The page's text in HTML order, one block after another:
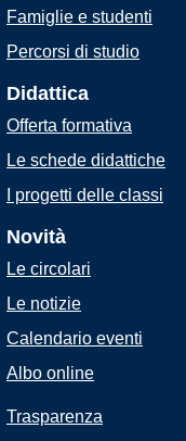
Famiglie e studenti
Percorsi di studio
Didattica
Offerta formativa
Le schede didattiche
I progetti delle classi
Novità
Le circolari
Le notizie
Calendario eventi
Albo online
Trasparenza